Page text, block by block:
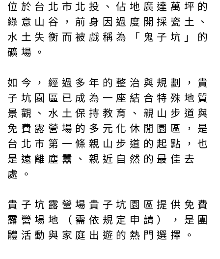
位於台北市北投、佔地廣達萬坪的
綠意山谷，前身因過度開採瓷土、
水土失衡而被戲稱為「鬼子坑」的
礦場。
如今，經過多年的整治與規劃，貴
子坑園區已成為一座結合特殊地質
景觀、水土保持教育、親山步道與
免費露營場的多元化休閒園區，是
台北市第一條親山步道的起點，也
是遠離塵囂、親近自然的最佳去
處。
貴子坑露營場貴子坑園區提供免費
露營場地（需依規定申請），是團
體活動與家庭出遊的熱門選擇。